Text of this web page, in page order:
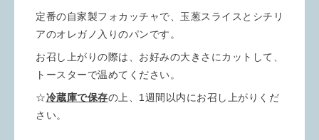
定番の自家製フォカッチャで、玉葱スライスとシチリ
アのオレガノ入りのパンです。
お召し上がりの際は、お好みの大きさにカットして、
トースターで温めてください。
☆冷蔵庫で保存の上、1週間以内にお召し上がりくだ
さい。